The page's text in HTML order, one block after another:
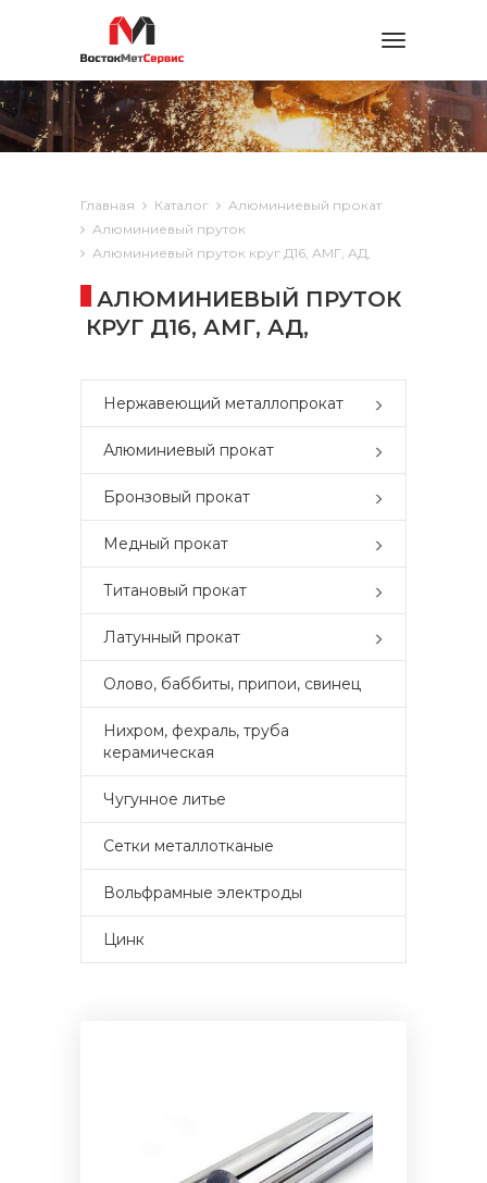
Toggle
Главная Каталог
Алюминиевый прокат
Алюминиевый пруток
Алюминиевый пруток круг Д16, АМГ, АД,
АЛЮМИНИЕВЫЙ ПРУТОК
КРУГ Д16, АМГ, АД,
Нержавеющий металлопрокат
Алюминиевый прокат
Бронзовый прокат
Медный прокат
Титановый прокат
Латунный прокат
Олово, баббиты, припои, свинец
Нихром, фехраль, труба
керамическая
Чугунное литье
Сетки металлотканые
Вольфрамные электроды
Цинк